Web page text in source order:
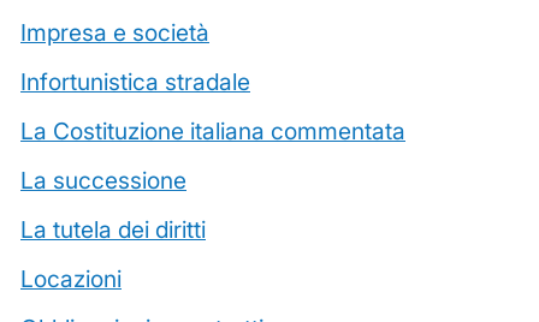
Impresa e società
Infortunistica stradale
La Costituzione italiana commentata
La successione
La tutela dei diritti
Locazioni